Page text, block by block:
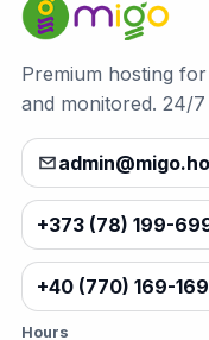
Premium hosting
and monitored. 24/
+373 (78) 199-
+40 (770) 169-169
Hours